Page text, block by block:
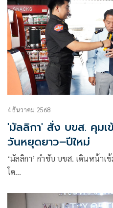
4 ธันวาคม 2568
'มัลลิกา' สั่ง บขส. คุม
วันหยุดยาว–ปีใหม่
‘มัลลิกา’ กำชับ บขส. เดินหน้าเ
โด…